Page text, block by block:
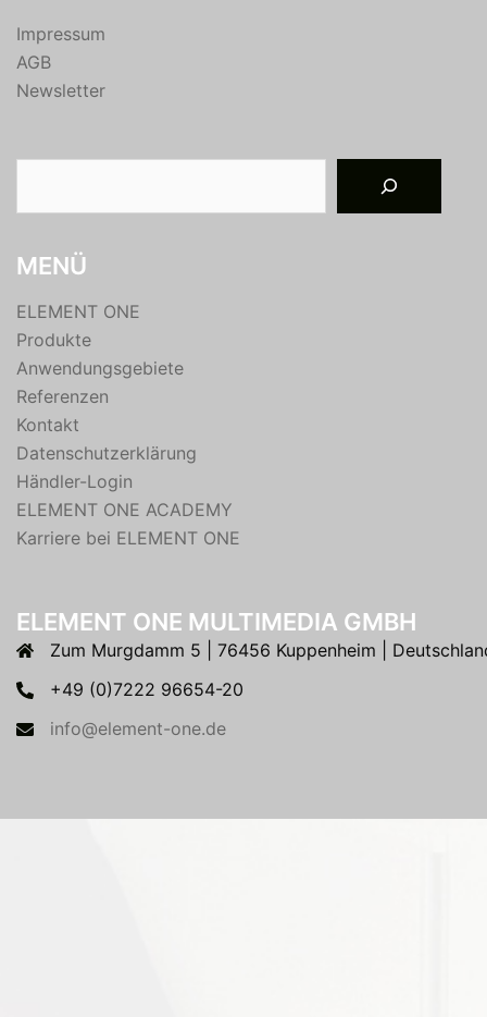
Impressum
AGB
Newsletter
MENÜ
ELEMENT ONE
Produkte
Anwendungsgebiete
Referenzen
Kontakt
Datenschutzerklärung
Händler-Login
ELEMENT ONE ACADEMY
Karriere bei ELEMENT ONE
ELEMENT ONE MULTIMEDIA GMBH
Zum Murgdamm 5 | 76456 Kuppenheim |
+49 (0)7222 96654-20
info@element-one.de